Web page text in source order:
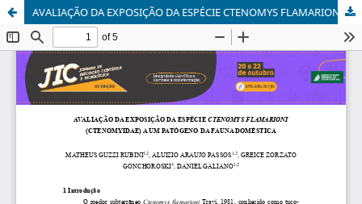
AVALIAÇÃO DA EXPOSIÇÃO DA ESPÉCIE CTENOMYS FLAMARIONI (CTENOMYIDAE) A UM PATÓGENO DA FAUNA DOMÉSTICA